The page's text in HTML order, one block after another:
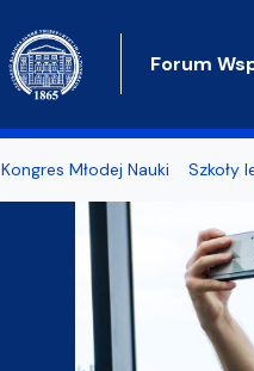
Forum
Kongres Młodej Nauki Szkoły